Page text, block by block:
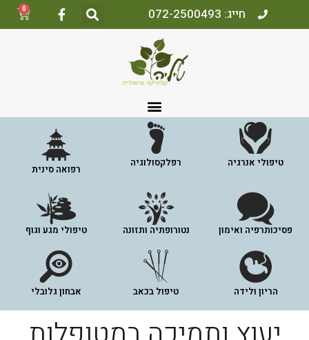
חייג: 072-2500493 0
טיפולי אנרגיה רפלקסולוגיה
רפואה סינית
פסיכותרפיה ואימון נטורופתיה ותזונה טיפולי מגע וגוף
הריון ולידה טיפול בכאב אבחון גלובלי